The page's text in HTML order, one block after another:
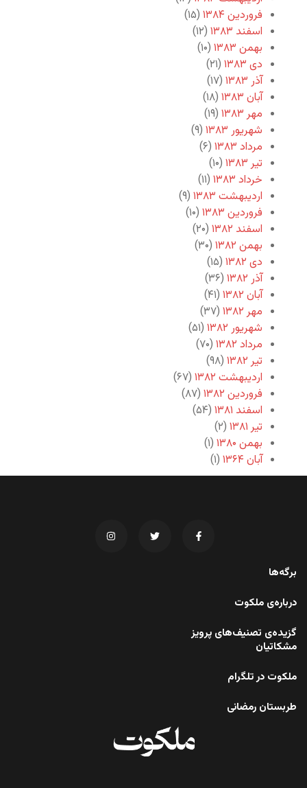
فروردین ۱۳۸۴
(۱۵)
اسفند ۱۳۸۳
(۱۲)
بهمن ۱۳۸۳
(۱۰)
دی ۱۳۸۳
(۲۱)
آذر ۱۳۸۳
(۱۷)
آبان ۱۳۸۳
(۱۸)
مهر ۱۳۸۳
(۱۹)
شهریور ۱۳۸۳
(۹)
مرداد ۱۳۸۳
(۶)
تیر ۱۳۸۳
(۱۰)
خرداد ۱۳۸۳
(۱۱)
اردیبهشت ۱۳۸۳
(۹)
فروردین ۱۳۸۳
(۱۰)
اسفند ۱۳۸۲
(۲۰)
بهمن ۱۳۸۲
(۳۰)
دی ۱۳۸۲
(۱۵)
آذر ۱۳۸۲
(۳۶)
آبان ۱۳۸۲
(۴۱)
مهر ۱۳۸۲
(۳۷)
شهریور ۱۳۸۲
(۵۱)
مرداد ۱۳۸۲
(۷۰)
تیر ۱۳۸۲
(۹۸)
اردیبهشت ۱۳۸۲
(۶۷)
فروردین ۱۳۸۲
(۸۷)
اسفند ۱۳۸۱
(۵۴)
تیر ۱۳۸۱
(۲)
بهمن ۱۳۸۰
(۱)
آبان ۱۳۶۴
(۱)
برگه‌ها
درباره‌ی ملکوت
گزیده‌ی تصنیف‌های پرویز
مشکاتیان
ملکوت در تلگرام
طربستان رمضانی